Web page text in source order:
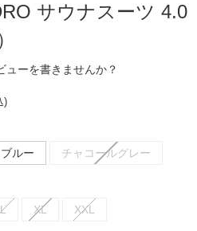
サウナスーツ 4.0
ューを書きませんか？
)
ブルー チャコールグレー
L XL XXL